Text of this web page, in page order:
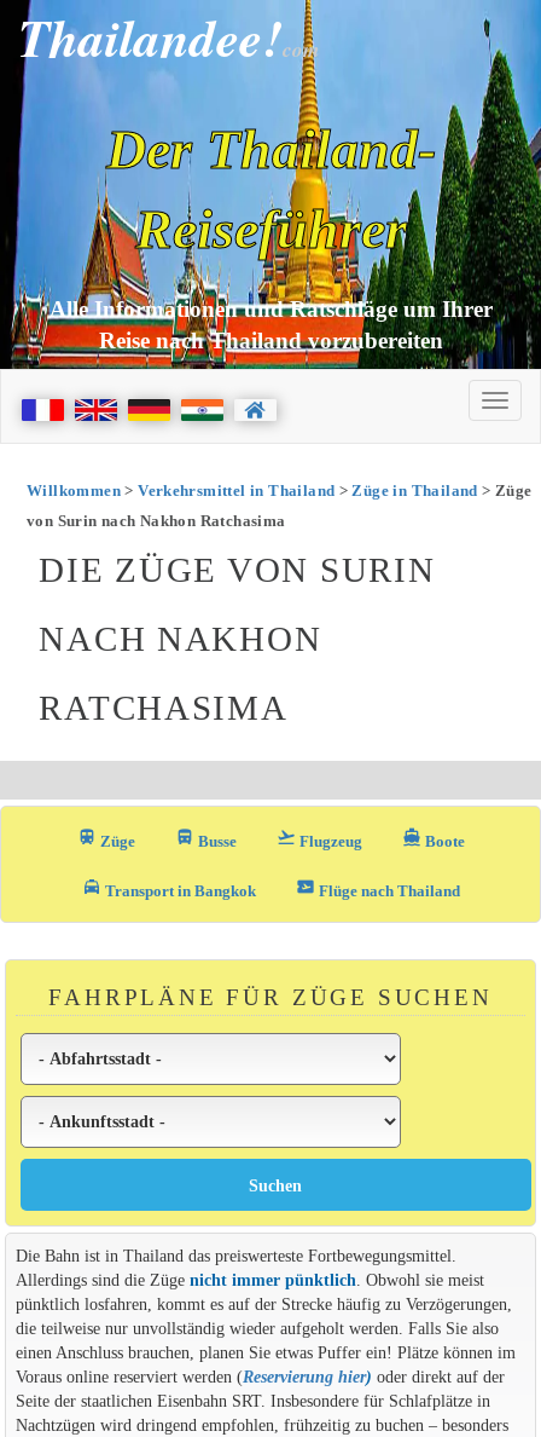
Thailandee!com
Der Thailand-
Reiseführer
Alle Informationen und Ratschläge um Ihrer
Reise nach Thailand vorzubereiten
Willkommen>Verkehrsmittel in Thailand >Züge in Thailand > Züge
von Surin nach Nakhon Ratchasima
DIE ZÜGE VON SURIN
NACH NAKHON
RATCHASIMA
train Züge directions_bus_filled Busse flight_takeoff Flugzeug directions_boat Boote
local_taxi Transport in Bangkok airplane_ticket Flüge nach Thailand
FAHRPLÄNE FÜR ZÜGE SUCHEN
Die Bahn ist in Thailand das preiswerteste Fortbewegungsmittel.
Allerdings sind die Züge nicht immer pünktlich . Obwohl sie meist
pünktlich losfahren, kommt es auf der Strecke häufig zu Verzögerungen,
die teilweise nur unvollständig wieder aufgeholt werden. Falls Sie also
einen Anschluss brauchen, planen Sie etwas Puffer ein! Plätze können im
Voraus online reserviert werden (Reservierung hier) oder direkt auf der
Seite der staatlichen Eisenbahn SRT. Insbesondere für Schlafplätze in
Nachtzügen wird dringend empfohlen, frühzeitig zu buchen – besonders